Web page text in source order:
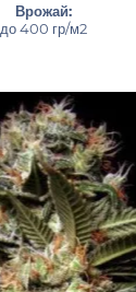
Врожай:
до 400 гр/м2